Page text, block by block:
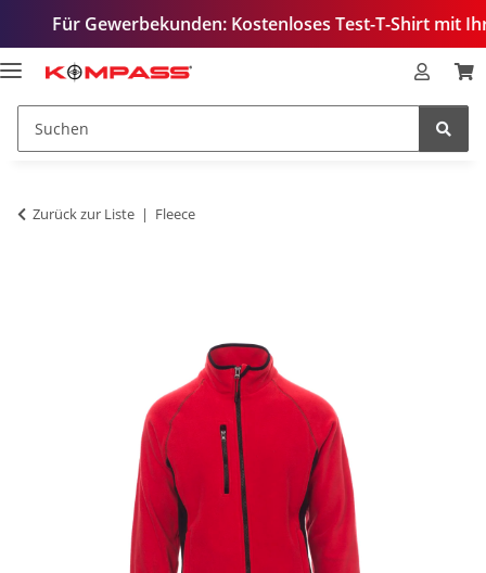
Gewerbekunden: Kostenloses Test-T-Shirt mit Ihrem
Zurück zur Liste Fleece